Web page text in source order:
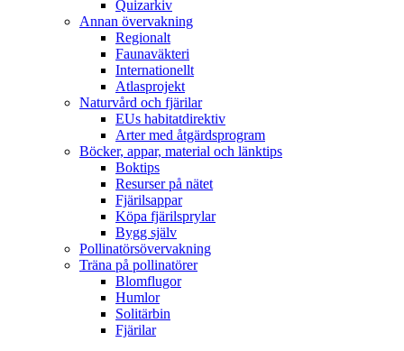
Quizarkiv
Annan övervakning
Regionalt
Faunaväkteri
Internationellt
Atlasprojekt
Naturvård och fjärilar
EUs habitatdirektiv
Arter med åtgärdsprogram
Böcker, appar, material och länktips
Boktips
Resurser på nätet
Fjärilsappar
Köpa fjärilsprylar
Bygg själv
Pollinatörsövervakning
Träna på pollinatörer
Blomflugor
Humlor
Solitärbin
Fjärilar